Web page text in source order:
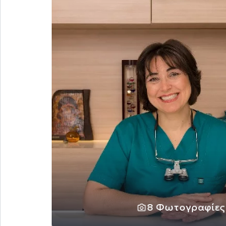
8 Φωτογραφίες